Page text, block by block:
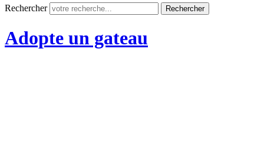
Rechercher
Adopte un gateau